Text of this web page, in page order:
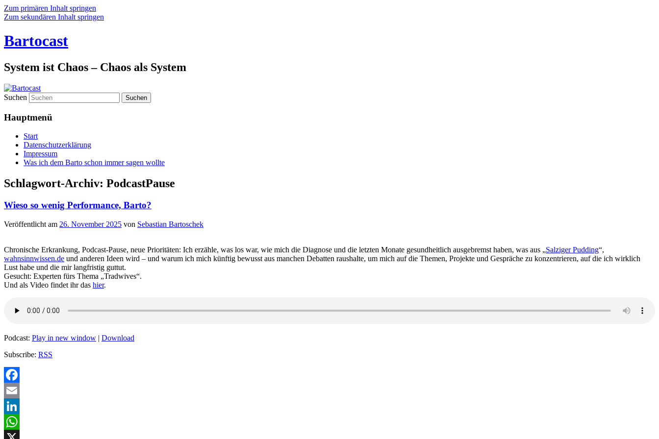
Zum primären Inhalt springen
Zum sekundären Inhalt springen
Bartocast
System ist Chaos – Chaos als System
Suchen
Hauptmenü
Start
Datenschutzerklärung
Impressum
Was ich dem Barto schon immer sagen wollte
Schlagwort-Archiv: PodcastPause
Wieso so wenig Performance, Barto?
Veröffentlicht am 26. November 2025 von Sebastian Bartoschek
Chronische Erkrankung, Podcast-Pause, neue Prioritäten: Ich erzähle, was los war, wie mich die Diagnose und die letzten Monate gesundheitlich ausgebremst haben, was aus „Salziger Pudding“,
wahnsinnwissen.de und anderen Ideen wird – und warum ich mich künftig bewusst aus manchen Debatten raushalte, um mich auf die Themen, Projekte und Gespräche zu konzentrieren, auf die ich wirklich
Lust habe und die mir langfristig guttut.
Gesucht: Experten fürs Thema „Tradwives“.
Und als Video findet ihr das hier.
Podcast: Play in new window | Download
Subscribe: RSS
Facebook
Email
LinkedIn
WhatsApp